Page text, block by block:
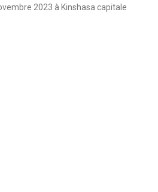
2023 à Kinshasa capitale